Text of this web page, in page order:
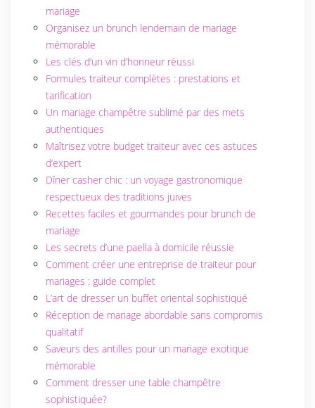
mariage
Organisez un brunch lendemain de mariage
mémorable
Les clés d’un vin d’honneur réussi
Formules traiteur complètes : prestations et
tarification
Un mariage champêtre sublimé par des mets
authentiques
Maîtrisez votre budget traiteur avec ces astuces
d’expert
Dîner casher chic : un voyage gastronomique
respectueux des traditions juives
Recettes faciles et gourmandes pour brunch de
mariage
Les secrets d’une paella à domicile réussie
Comment créer une entreprise de traiteur pour
mariages : guide complet
L’art de dresser un buffet oriental sophistiqué
Réception de mariage abordable sans compromis
qualitatif
Saveurs des antilles pour un mariage exotique
mémorable
Comment dresser une table champêtre
sophistiquée?